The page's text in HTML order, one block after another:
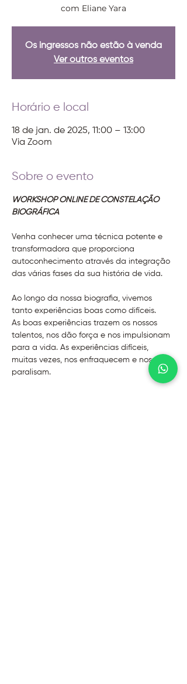
com Eliane Yara
Os ingressos não estão à venda
Ver outros eventos
Horário e local
18 de jan. de 2025, 11:00 – 13:00
Via Zoom
Sobre o evento
WORKSHOP ONLINE DE CONSTELAÇÃO
BIOGRÁFICA
Venha conhecer uma técnica potente e
transformadora que proporciona
autoconhecimento através da integração
das várias fases da sua história de vida.
Ao longo da nossa biografia, vivemos
tanto experiências boas como difíceis.
As boas experiências trazem os nossos
talentos, nos dão força e nos impulsionam
para a vida. As experiências difíceis,
muitas vezes, nos enfraquecem e nos
paralisam.